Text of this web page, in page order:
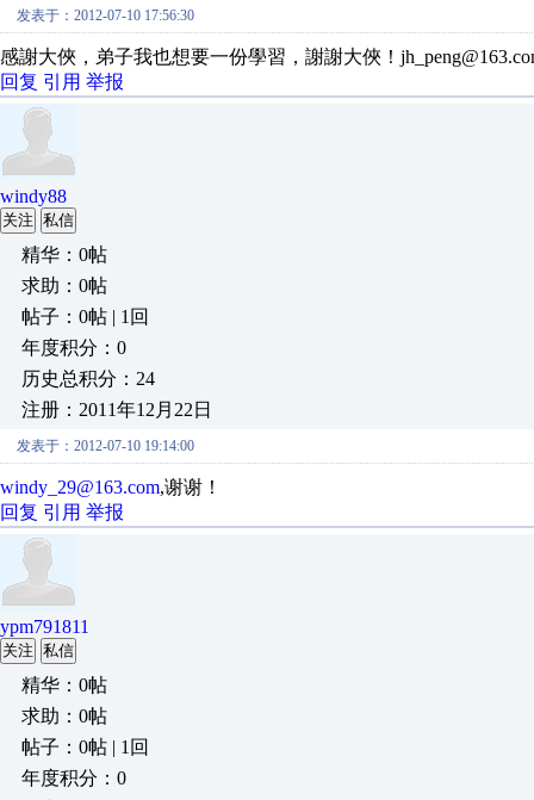
发表于：2012-07-10 17:56:30
感謝大俠，弟子我也想要一份學習，謝謝大俠！
回复 引用 举报
windy88
关注 私信
精华：0帖
求助：0帖
帖子：0帖 | 1回
年度积分：0
历史总积分：24
注册：2011年12月22日
发表于：2012-07-10 19:14:00
windy_29@163.com,谢谢！
回复 引用 举报
ypm791811
关注 私信
精华：0帖
求助：0帖
帖子：0帖 | 1回
年度积分：0